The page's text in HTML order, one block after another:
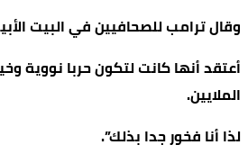
وقال ترامب للصحافيين في البيت
أعتقد أنها كانت لتكون حربا نووية
الملايين.
لذا أنا فخور جدا بذلك”.